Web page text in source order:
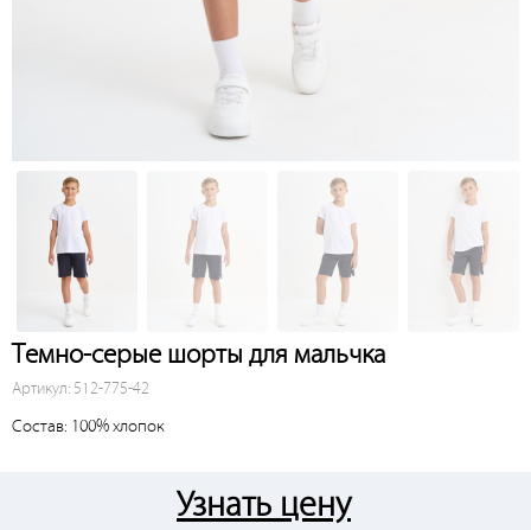
Темно-серые шорты для мальчка
Артикул: 512-775-42
Состав: 100% хлопок
Узнать цену